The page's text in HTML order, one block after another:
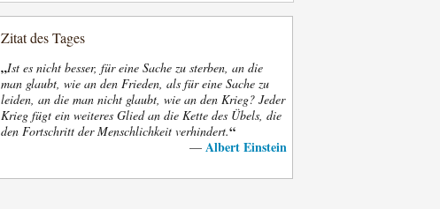
Zitat des Tages
„Ist es nicht besser, für eine Sache zu sterben, an die
man glaubt, wie an den Frieden, als für eine Sache zu
leiden, an die man nicht glaubt, wie an den Krieg? Jeder
Krieg fügt ein weiteres Glied an die Kette des Übels, die
den Fortschritt der Menschlichkeit verhindert.“
— Albert Einstein